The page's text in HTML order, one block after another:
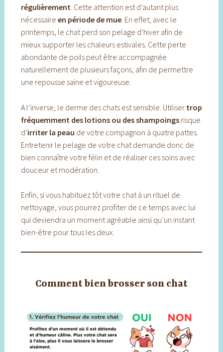
régulièrement . Cette attention est d’autant plus
nécessaire en période de mue. En effet, avec le
printemps, le chat perd son pelage d’hiver afin de
mieux supporter les chaleurs estivales. Cette perte
abondante de poils peut être accompagnée
naturellement de plusieurs façons, afin de permettre
une repousse saine et vigoureuse.
A l’inverse, le derme des chats est sensible. Utiliser trop
fréquemment des lotions ou des shampoingsrisque
d’irriter la peau de votre compagnon à quatre pattes.
Entretenir le pelage de votre chat demande donc de
bien connaître votre félin et de réaliser ces soins avec
douceur et modération.
Enfin, si vous habituez tôt votre chat à un rituel de
nettoyage, vous pourrez profiter de ce temps avec lui
qui deviendra un moment agréable ainsi qu’un instant
bien-être pour tous les deux.
Comment bien brosser son chat